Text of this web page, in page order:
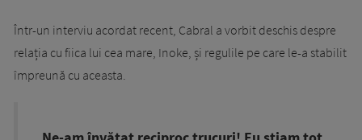
Într-un interviu acordat recent, Cabral a vorbit deschis despre
relația cu fiica lui cea mare, Inoke, și regulile pe care le-a stabilit
împreună cu aceasta.